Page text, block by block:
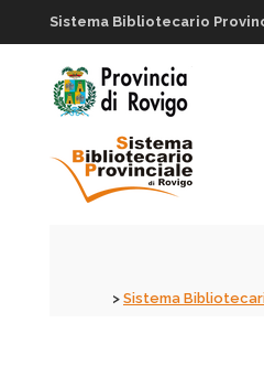
Sistema Bibliotecario
Sistema